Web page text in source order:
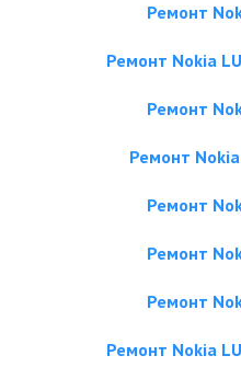
Ремонт
Ремонт Nokia
Ремонт
Ремонт Nokia
Ремонт
Ремонт
Ремонт
Ремонт Nokia